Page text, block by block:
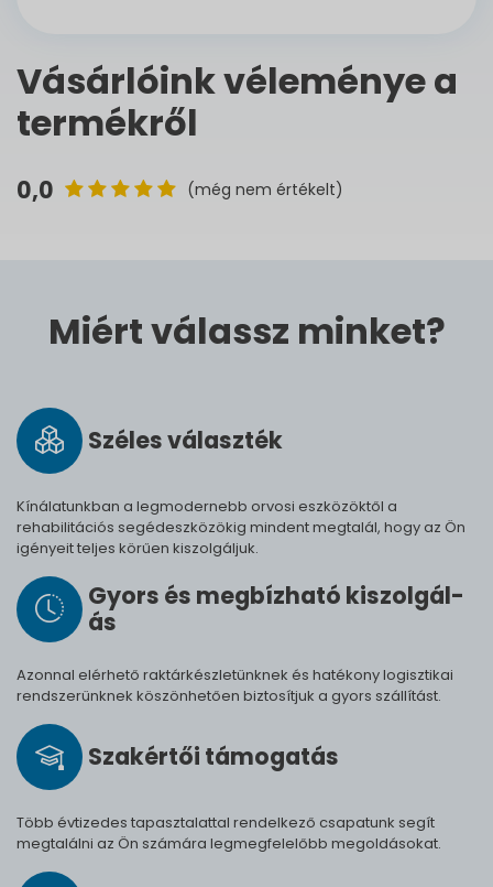
Vásárlóink véleménye a
termékről
0,0 (még nem értékelt)
Miért válassz minket?
Széles vá­lasz­ték
Kínálatunkban a legmodernebb orvosi eszközöktől a
rehabilitációs segédeszközökig mindent megtalál, hogy az Ön
igényeit teljes körűen kiszolgáljuk.
Gyors és meg­bíz­ha­tó ki­szol­gál­
ás
Azonnal elérhető raktárkészletünknek és hatékony logisztikai
rendszerünknek köszönhetően biztosítjuk a gyors szállítást.
Szak­értői tá­mo­ga­tás
Több évtizedes tapasztalattal rendelkező csapatunk segít
megtalálni az Ön számára legmegfelelőbb megoldásokat.